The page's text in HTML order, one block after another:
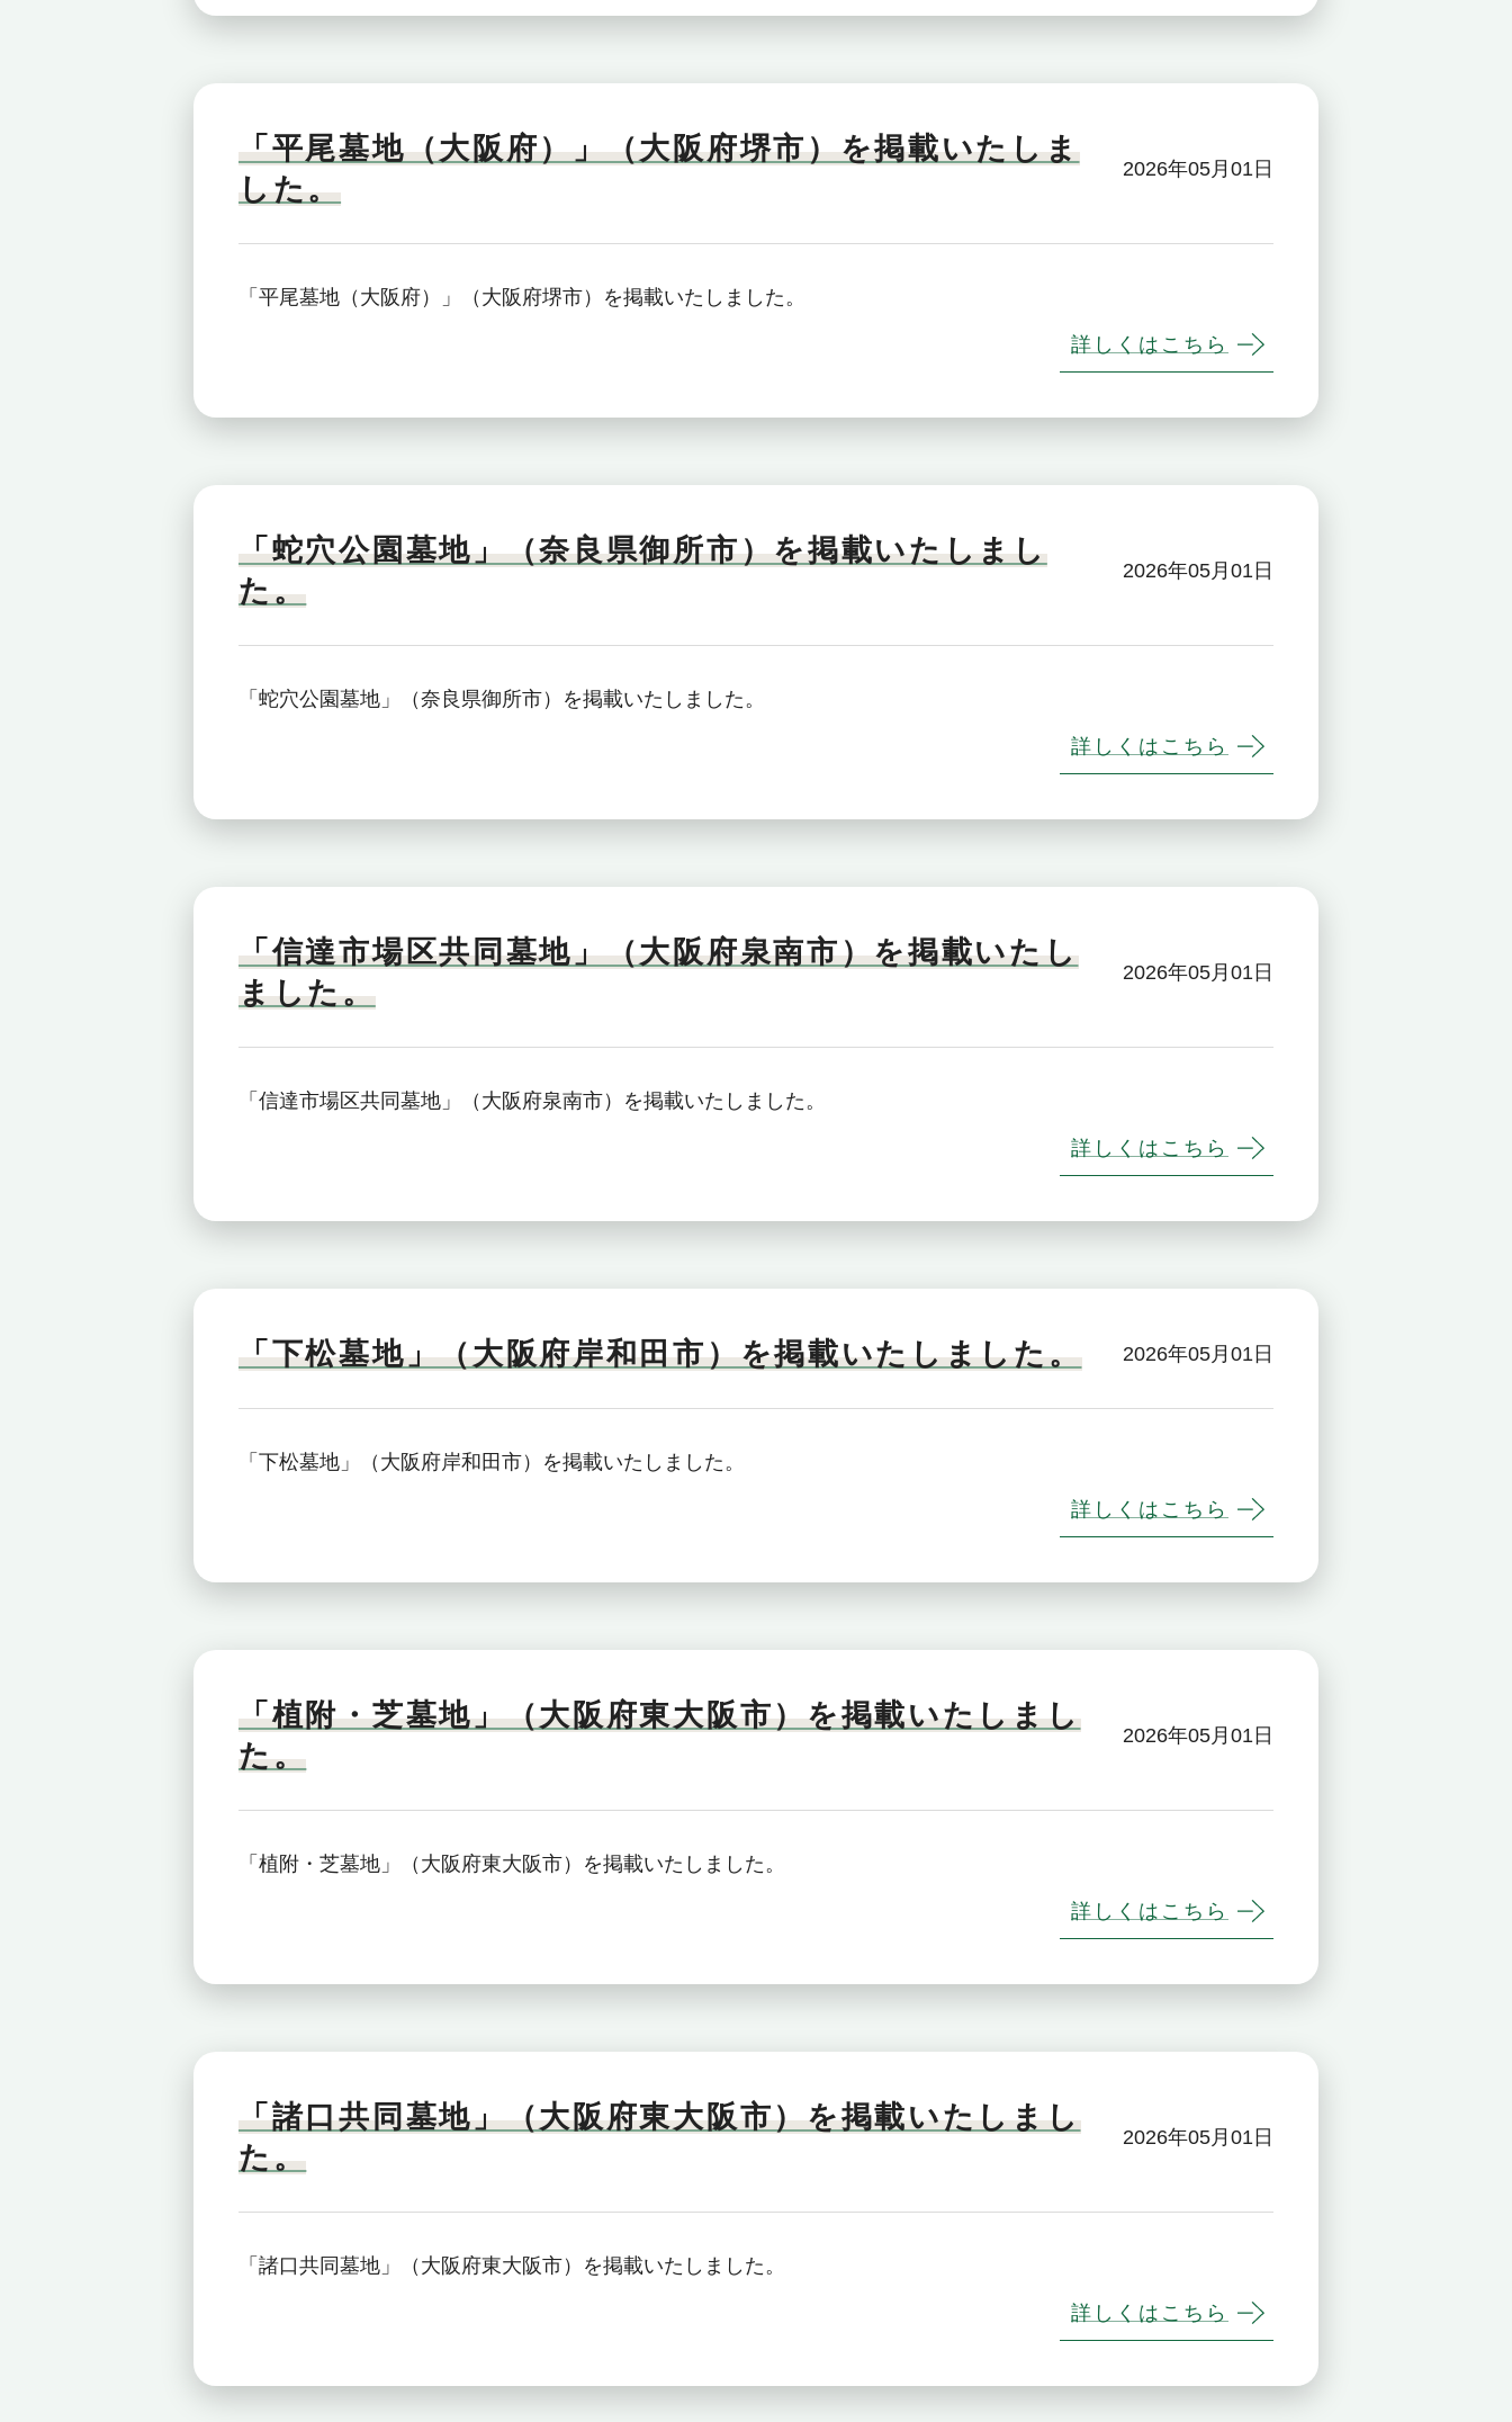
「平尾墓地（大阪府）」（大阪府堺市）を掲載いたしま
した。
2026年05月01日
「平尾墓地（大阪府）」（大阪府堺市）を掲載いたしました。
詳しくはこちら
「蛇穴公園墓地」（奈良県御所市）を掲載いたしまし
た。
2026年05月01日
「蛇穴公園墓地」（奈良県御所市）を掲載いたしました。
詳しくはこちら
「信達市場区共同墓地」（大阪府泉南市）を掲載いたし
ました。
2026年05月01日
「信達市場区共同墓地」（大阪府泉南市）を掲載いたしました。
詳しくはこちら
「下松墓地」（大阪府岸和田市）を掲載いたしました。 2026年05月01日
「下松墓地」（大阪府岸和田市）を掲載いたしました。
詳しくはこちら
「植附・芝墓地」（大阪府東大阪市）を掲載いたしまし
た。
2026年05月01日
「植附・芝墓地」（大阪府東大阪市）を掲載いたしました。
詳しくはこちら
「諸口共同墓地」（大阪府東大阪市）を掲載いたしまし
た。
2026年05月01日
「諸口共同墓地」（大阪府東大阪市）を掲載いたしました。
詳しくはこちら